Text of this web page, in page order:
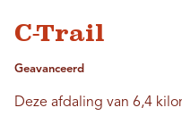
C-Trail
Geavanceerd
Deze afdaling van 6,4